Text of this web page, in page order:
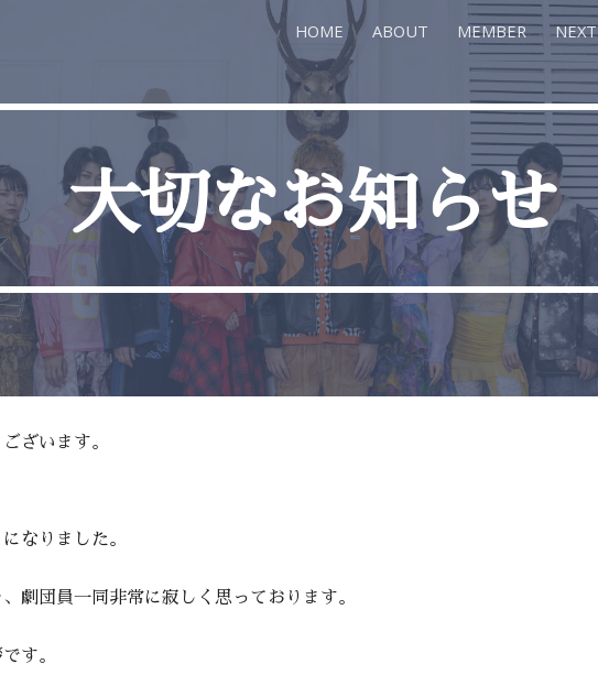
Skip to navigation
HOME ABOUT MEMBER NEXT
大切なお知らせ
ざいます。
なりました。
劇団員一同非常に寂しく思っております。
す。